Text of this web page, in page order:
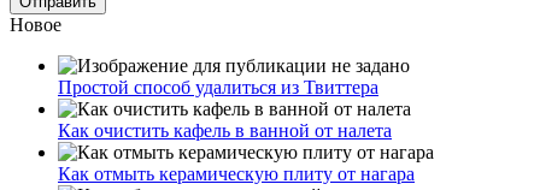
Новое
Простой способ удалиться из Твиттера
Как очистить кафель в ванной от налета
Как отмыть керамическую плиту от нагара